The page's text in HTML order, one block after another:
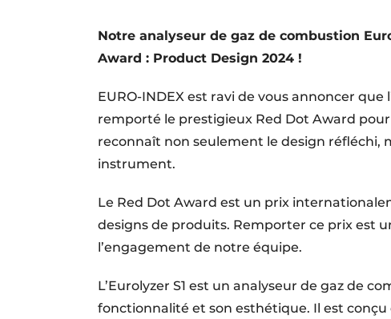
S’inscrire
Video’s
Notre analyseur de gaz de combustion
Award : Product Design 2024 !
EURO-INDEX est ravi de vous annoncer que
remporté le prestigieux Red Dot Award
reconnaît non seulement le design réfléchi,
instrument.
Le Red Dot Award est un prix
designs de produits. Remporter ce prix est
l’engagement de notre équipe.
L’Eurolyzer S1 est un analyseur de gaz de
fonctionnalité et son esthétique. Il est